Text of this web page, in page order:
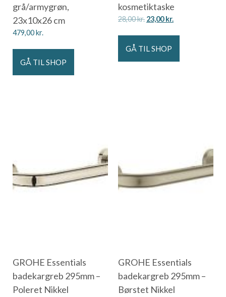
grå/armygrøn,
23x10x26 cm
479,00kr.
GÅ TIL SHOP
kosmetiktaske
28,00kr. 23,00kr.
GÅ TIL SHOP
GROHE Essentials
badekargreb 295mm –
Poleret Nikkel
GROHE Essentials
badekargreb 295mm –
Børstet Nikkel